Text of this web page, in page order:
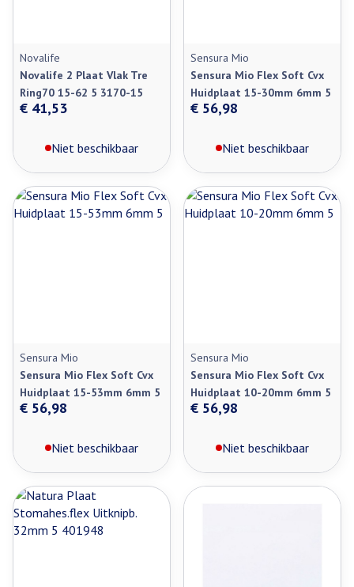
Novalife
Novalife 2 Plaat Vlak Tre
Ring70 15-62 5 3170-15
€ 41,53
Niet beschikbaar
Sensura Mio
Sensura Mio Flex Soft Cvx
Huidplaat 15-30mm 6mm 5
€ 56,98
Niet beschikbaar
Sensura Mio
Sensura Mio Flex Soft Cvx
Huidplaat 15-53mm 6mm 5
€ 56,98
Niet beschikbaar
Sensura Mio
Sensura Mio Flex Soft Cvx
Huidplaat 10-20mm 6mm 5
€ 56,98
Niet beschikbaar